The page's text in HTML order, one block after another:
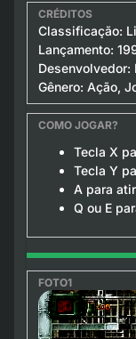
Classificação:
Lançamento:
Desenvolvedor:
Gênero: Ação,
Tecla X
Tecla Y
A para
Q ou E